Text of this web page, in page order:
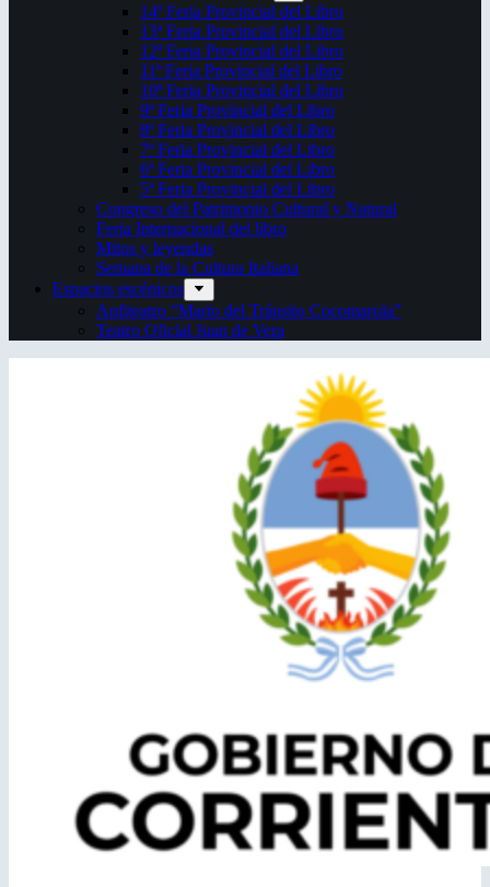
14ª Feria Provincial del Libro
13ª Feria Provincial del Libro
12ª Feria Provincial del Libro
11ª Feria Provincial del Libro
10ª Feria Provincial del Libro
9ª Feria Provincial del Libro
8ª Feria Provincial del Libro
7ª Feria Provincial del Libro
6ª Feria Provincial del Libro
5ª Feria Provincial del Libro
Congreso del Patrimonio Cultural y Natural
Feria Internacional del libro
Mitos y leyendas
Semana de la Cultura Italiana
Espacios escénicos
Anfiteatro “Mario del Tránsito Cocomarola”
Teatro Oficial Juan de Vera